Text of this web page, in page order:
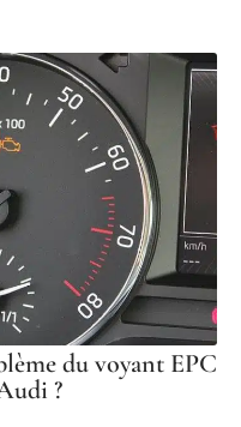
du voyant EPC
?